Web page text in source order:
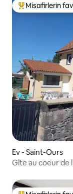
Misafirlerin
Misafirlerin
Ev - Saint-Ours
Gîte au coeur de